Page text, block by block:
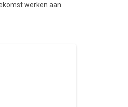
werken aan